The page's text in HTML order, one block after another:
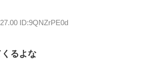
ID:9QNZrPE0d
るよな